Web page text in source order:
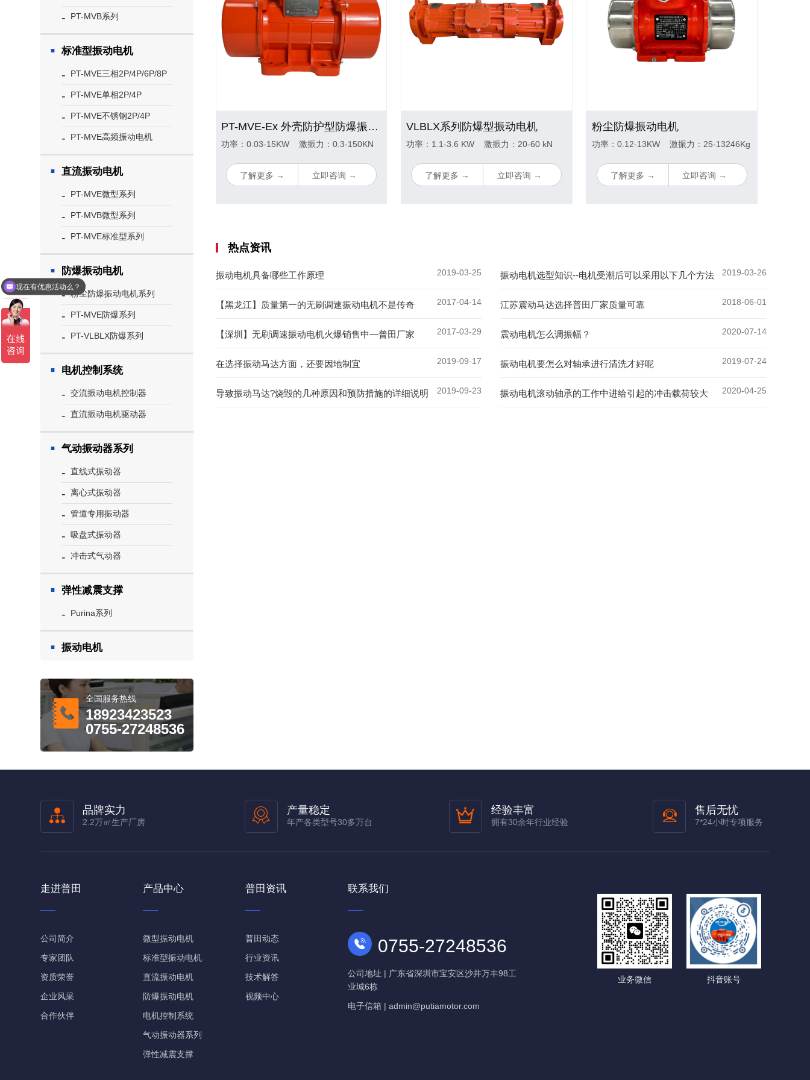
PT-MVB系列
标准型振动电机
PT-MVE三相2P/4P/6P/8P
PT-MVE单相2P/4P
PT-MVE不锈钢2P/4P
PT-MVE高频振动电机
直流振动电机
PT-MVE微型系列
PT-MVB微型系列
PT-MVE标准型系列
防爆振动电机
粉尘防爆振动电机系列
PT-MVE防爆系列
PT-VLBLX防爆系列
电机控制系统
交流振动电机控制器
直流振动电机驱动器
气动振动器系列
直线式振动器
离心式振动器
管道专用振动器
吸盘式振动器
冲击式气动器
弹性减震支撑
Purina系列
振动电机
全国服务热线
18923423523
0755-27248536
PT-MVE-Ex 外壳防护型防爆振动电机
功率：0.03-15KW 激振力：0.3-150KN
了解更多 → 立即咨询 →
VLBLX系列防爆型振动电机
功率：1.1-3.6 KW 激振力：20-60 kN
了解更多 → 立即咨询 →
粉尘防爆振动电机
功率：0.12-13KW 激振力：25-13246Kg
了解更多 → 立即咨询 →
热点资讯
2019-03-25
振动电机具备哪些工作原理 2019-03-26
振动电机选型知识--电机受潮后可以采用以下几个方法
2017-04-14
【黑龙江】质量第一的无刷调速振动电机不是传奇 2018-06-01
江苏震动马达选择普田厂家质量可靠
2017-03-29
【深圳】无刷调速振动电机火爆销售中—普田厂家 2020-07-14
震动电机怎么调振幅？
2019-09-17
在选择振动马达方面，还要因地制宜 2019-07-24
振动电机要怎么对轴承进行清洗才好呢
2019-09-23
导致振动马达?烧毁的几种原因和预防措施的详细说明 2020-04-25
振动电机滚动轴承的工作中进给引起的冲击载荷较大
品牌实力
2.2万㎡生产厂房
产量稳定
年产各类型号30多万台
经验丰富
拥有30余年行业经验
售后无忧
7*24小时专项服务
走进普田
公司简介
专家团队
资质荣誉
企业风采
合作伙伴
产品中心
微型振动电机
标准型振动电机
直流振动电机
防爆振动电机
电机控制系统
气动振动器系列
弹性减震支撑
普田资讯
普田动态
行业资讯
技术解答
视频中心
联系我们
0755-27248536
公司地址 | 广东省深圳市宝安区沙井万丰98工
业城6栋
电子信箱 | admin@putiamotor.com
业务微信 抖音账号
可以介绍下你们的产品么？
现在有优惠活动么？